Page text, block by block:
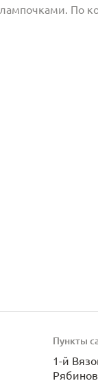
По
Пункты
1-й